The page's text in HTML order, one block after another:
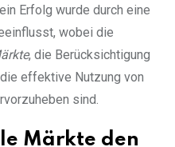
Erfolg wurde durch eine
wobei die
, die Berücksichtigung
effektive Nutzung von
sind.
Märkte den